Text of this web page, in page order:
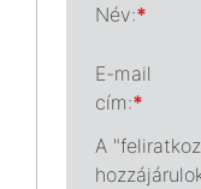
Név:*
E-mail
cím:*
A